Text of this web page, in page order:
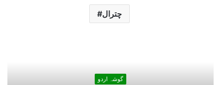
چترال
گوشہ اردو